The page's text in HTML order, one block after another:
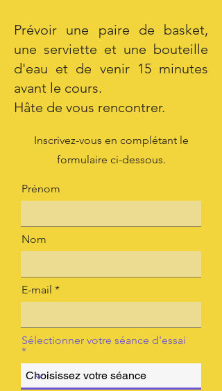
Prévoir une paire de basket,
une serviette et une bouteille
d'eau et de venir 15 minutes
avant le cours.
Hâte de vous rencontrer.
Inscrivez-vous en complétant le
formulaire ci-dessous.
Prénom
Nom
E-mail
Sélectionner votre séance d'essai